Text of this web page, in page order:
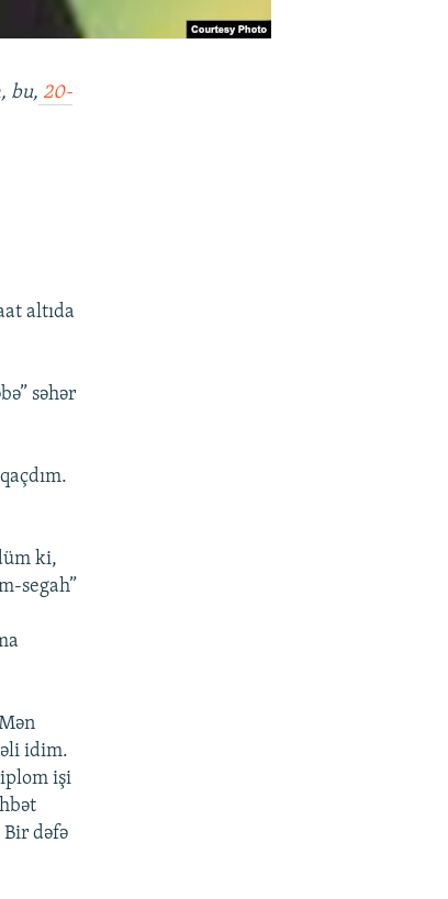
bu, 20-
altıda
səhər
ki,
segah”
idim.
işi
dəfə